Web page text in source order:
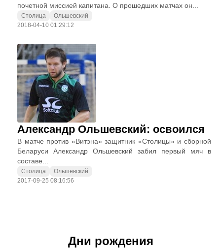
почетной миссией капитана. О прошедших матчах он...
Столица
Ольшевский
2018-04-10 01:29:12
Александр Ольшевский: освоился
В матче против «Витэна» защитник «Столицы» и сборной
Беларуси Александр Ольшевский забил первый мяч в
составе...
Столица
Ольшевский
2017-09-25 08:16:56
Дни рождения